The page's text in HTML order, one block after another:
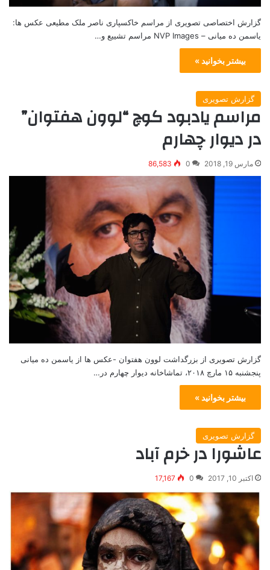
گزارش اختصاصی تصویری از مراسم خاکسپاری ناصر ملک مطیعی عکس ها:
یاسمن ده میانی – NVP Images مراسم تشییع و…
بیشتر بخوانید »
گزارش تصویری
مراسم یادبود کوچ “لوون هفتوان”
در دیوار چهارم
مارس 19, 2018 0
86,583
گزارش تصویری از بزرگداشت لوون هفتوان -عکس ها از یاسمن ده میانی
پنجشنبه ۱۵ مارچ ۲۰۱۸، تماشاخانه دیوار چهارم در…
بیشتر بخوانید »
گزارش تصویری
عاشورا در خرم آباد
اکتبر 10, 2017 0
17,167